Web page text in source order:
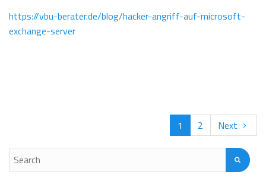
https://vbu-berater.de/blog/hacker-angriff-auf-microsoft-
exchange-server
1 2 Next